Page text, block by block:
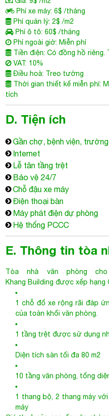
Thời gian thiết kế miễn phí:
tích
D. Tiện ích
Gần chợ, bệnh viện, trường
Internet
Lễ tân tầng trệt
Bảo vệ 24/7
Điện thoại bàn
Hệ thống PCCC
E. Thông tin tòa
Tòa nhà văn phòng
Khang Building được xếp hạng
1 chỗ đổ xe rộng rãi đáp
của toàn khối văn phòng.
1 tầng trệt được sử dụng
Diện tích sàn tối đa 80 m2
1 thang bộ, 2 thang máy
Giá thuê của cao ốc văn
cho thuê quận 5 cùng khu vực,
tưởng (trên 95%) ngay cả
Hợp đồng thuê tối thiểu 2
theo tháng. Diện tích cho thuê